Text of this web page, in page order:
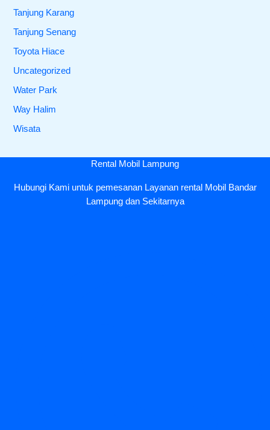
Tanjung Karang
Tanjung Senang
Toyota Hiace
Uncategorized
Water Park
Way Halim
Wisata
Rental Mobil Lampung
Hubungi Kami untuk pemesanan Layanan rental Mobil Bandar
Lampung dan Sekitarnya